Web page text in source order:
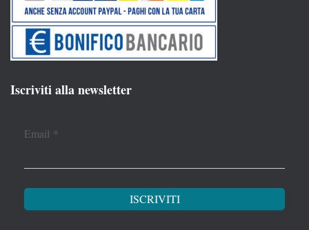
Iscriviti alla newsletter
Email *